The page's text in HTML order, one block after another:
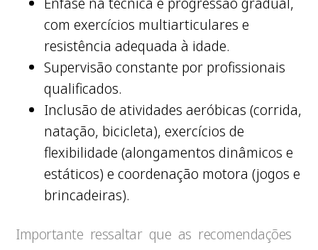
com exercícios multiarticulares e
resistência adequada à idade.
Supervisão constante por profissionais
qualificados.
Inclusão de atividades aeróbicas (corrida,
natação, bicicleta), exercícios de
flexibilidade (alongamentos dinâmicos e
estáticos) e coordenação motora (jogos e
brincadeiras).
Importante ressaltar que as recomendações